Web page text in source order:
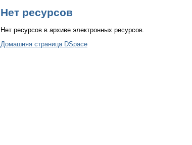
Нет ресурсов
Нет ресурсов в архиве электронных ресурсов.
Домашняя страница DSpace